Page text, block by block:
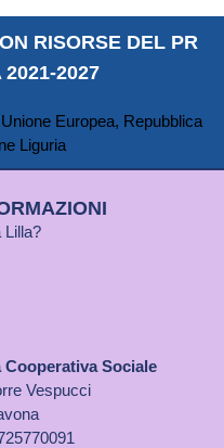
RISORSE DEL PR
2021-2027
Lilla?
Cooperativa Sociale
Vespucci